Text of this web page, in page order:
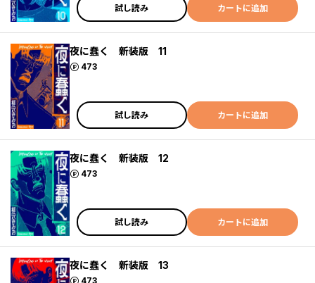
試し読み カートに追加
夜に蠢く 新装版 11
473
ポイント
試し読み カートに追加
夜に蠢く 新装版 12
473
ポイント
試し読み カートに追加
夜に蠢く 新装版 13
473
ポイント